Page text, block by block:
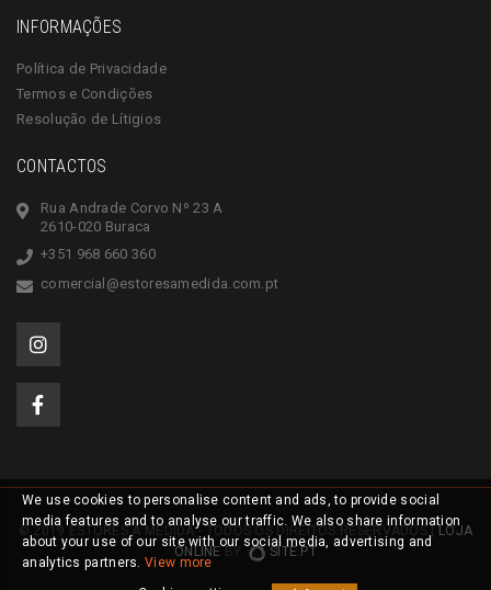
INFORMAÇÕES
Política de Privacidade
Termos e Condições
Resolução de Lítigios
CONTACTOS
Rua Andrade Corvo Nº 23 A
2610-020 Buraca
+351 968 660 360
comercial@estoresamedida.com.pt
© 2019 ESTORES À MEDIDA - TODOS OS DIREITOS RESERVADOS |
LOJA
ONLINE BY SITE.PT
We use cookies to personalise content and ads, to provide social
media features and to analyse our traffic. We also share information
about your use of our site with our social media, advertising and
analytics partners.View more